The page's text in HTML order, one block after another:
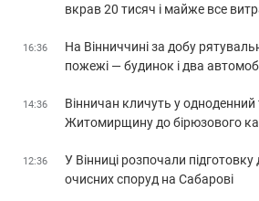
вкрав 20 тисяч і майже все
16:36
На Вінниччині за добу
пожежі — будинок і два
14:36
Вінничан кличуть у одноденний
Житомирщину до бірюзового
12:36
У Вінниці розпочали підготовку
очисних споруд на Сабарові